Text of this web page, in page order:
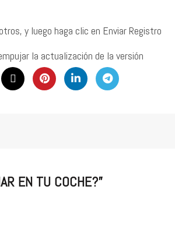
y luego haga clic en Enviar Registro
la actualización de la versión
EN TU COCHE?”